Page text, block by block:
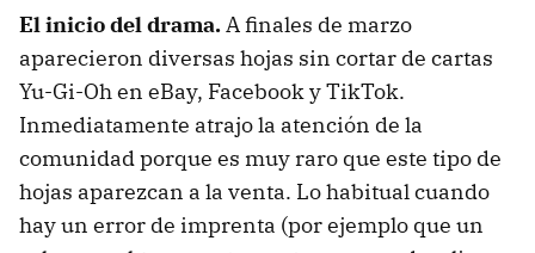
El inicio del drama.A finales de marzo
aparecieron diversas hojas sin cortar de cartas
Yu-Gi-Oh en eBay, Facebook y TikTok.
Inmediatamente atrajo la atención de la
comunidad porque es muy raro que este tipo de
hojas aparezcan a la venta. Lo habitual cuando
hay un error de imprenta (por ejemplo que un